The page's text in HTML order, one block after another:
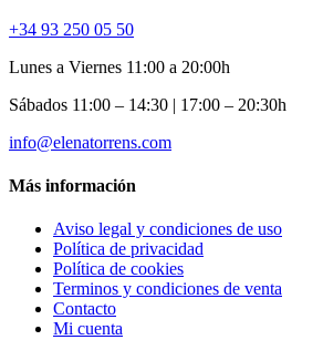
+34 93 250 05 50
Lunes a Viernes 11:00 a 20:00h
Sábados 11:00 – 14:30 | 17:00 – 20:30h
info@elenatorrens.com
Más información
Aviso legal y condiciones de uso
Política de privacidad
Política de cookies
Terminos y condiciones de venta
Contacto
Mi cuenta